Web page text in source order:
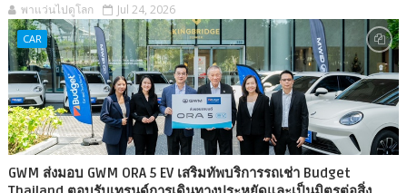
พาแว่นไปดูโลก Jul 24, 2026
CAR
GWM ส่งมอบ GWM ORA 5 EV เสริมทัพบริการรถเช่า Budget